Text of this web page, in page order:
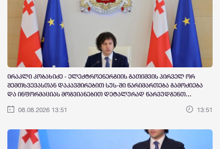
ირაკლი კობახიძე - ელექტროენერგიის გათიშვის პირველ ორ
შემთხვევასთან დაკავშირებით სუს-ში წარიმართება გამოძიება
და ინფორმაციას მოგვიანებით დეტალურად წარვუდგენთ
კონკრეტული სარეაბილიტაციო სამუშაოები ენგურჰესზე
08.08.2026 13:51 13:51